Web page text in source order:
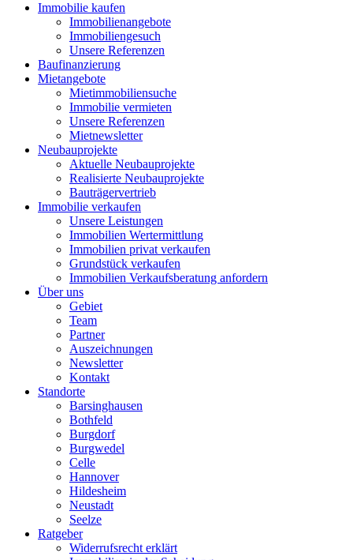
Immobilie kaufen
Immobilienangebote
Immobiliengesuch
Unsere Referenzen
Baufinanzierung
Mietangebote
Mietimmobiliensuche
Immobilie vermieten
Unsere Referenzen
Mietnewsletter
Neubauprojekte
Aktuelle Neubauprojekte
Realisierte Neubauprojekte
Bauträgervertrieb
Immobilie verkaufen
Unsere Leistungen
Immobilien Wertermittlung
Immobilien privat verkaufen
Grundstück verkaufen
Immobilien Verkaufsberatung anfordern
Über uns
Gebiet
Team
Partner
Auszeichnungen
Newsletter
Kontakt
Standorte
Barsinghausen
Bothfeld
Burgdorf
Burgwedel
Celle
Hannover
Hildesheim
Neustadt
Seelze
Ratgeber
Widerrufsrecht erklärt